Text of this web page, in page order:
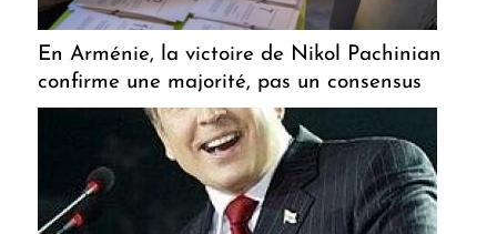
En Arménie, la victoire de Nikol Pachinian
confirme une majorité, pas un consensus